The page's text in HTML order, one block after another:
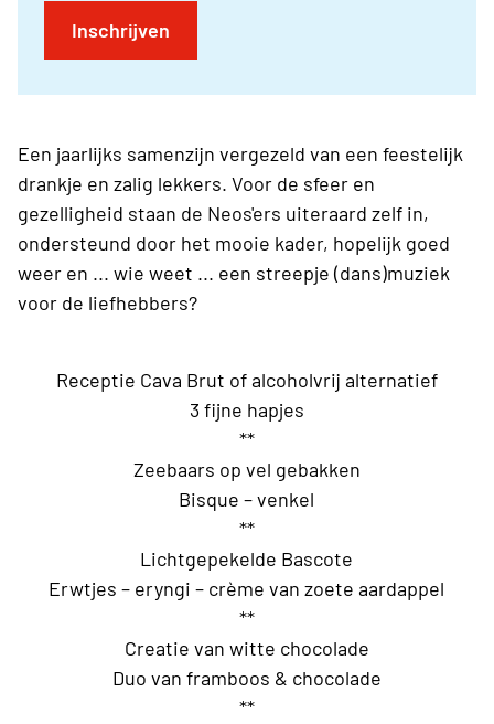
Inschrijven
Een jaarlijks samenzijn vergezeld van een feestelijk
drankje en zalig lekkers. Voor de sfeer en
gezelligheid staan de Neos'ers uiteraard zelf in,
ondersteund door het mooie kader, hopelijk goed
weer en ... wie weet ... een streepje (dans)muziek
voor de liefhebbers?
Receptie Cava Brut of alcoholvrij alternatief
3 fijne hapjes
**
Zeebaars op vel gebakken
Bisque – venkel
**
Lichtgepekelde Bascote
Erwtjes – eryngi – crème van zoete aardappel
**
Creatie van witte chocolade
Duo van framboos & chocolade
**